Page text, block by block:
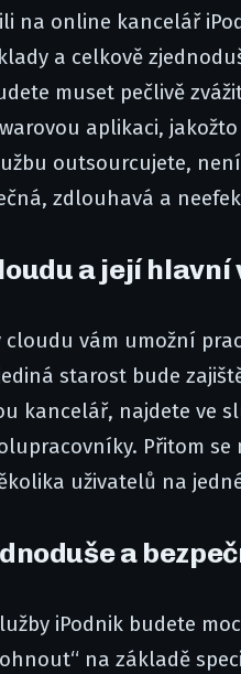
na online kancelář
a celkově
muset pečlivě
aplikaci,
outsourcujete,
zdlouhavá a
a její hlavní
vám umožní
starost bude
kancelář, najdete ve
Přitom
uživatelů na
a
iPodnik budete
na základě